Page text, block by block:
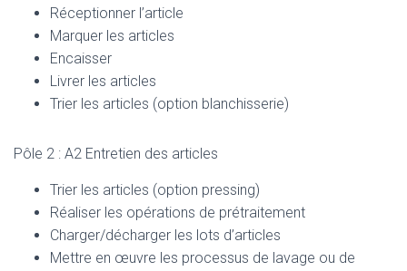
Réceptionner l’article
Marquer les articles
Encaisser
Livrer les articles
Trier les articles (option blanchisserie)
Pôle 2 : A2 Entretien des articles
Trier les articles (option pressing)
Réaliser les opérations de prétraitement
Charger/décharger les lots d’articles
Mettre en œuvre les processus de lavage ou de